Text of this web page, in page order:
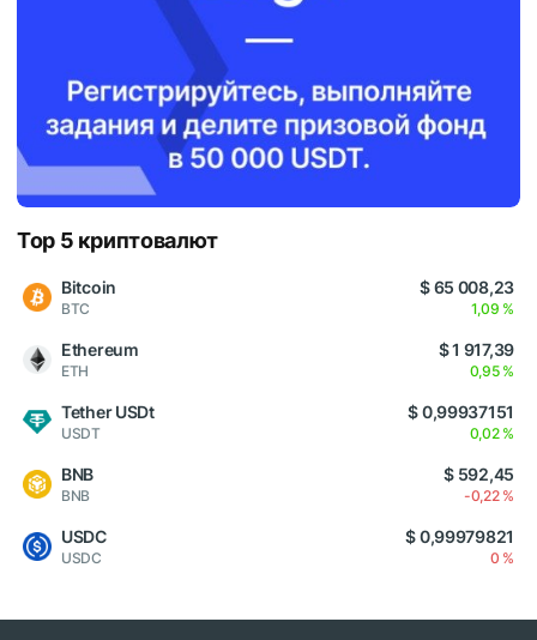
Top 5 криптовалют
Bitcoin
BTC
$ 65 008,23
1,09 %
Ethereum
ETH
$ 1 917,39
0,95 %
Tether USDt
USDT
$ 0,99937151
0,02 %
BNB
BNB
$ 592,45
-0,22 %
USDC
USDC
$ 0,99979821
0 %